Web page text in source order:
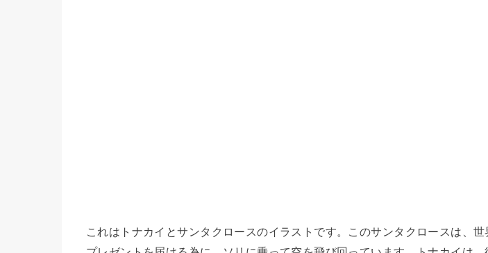
これはトナカイとサンタクロースのイラストです。このサンタクロースは、世